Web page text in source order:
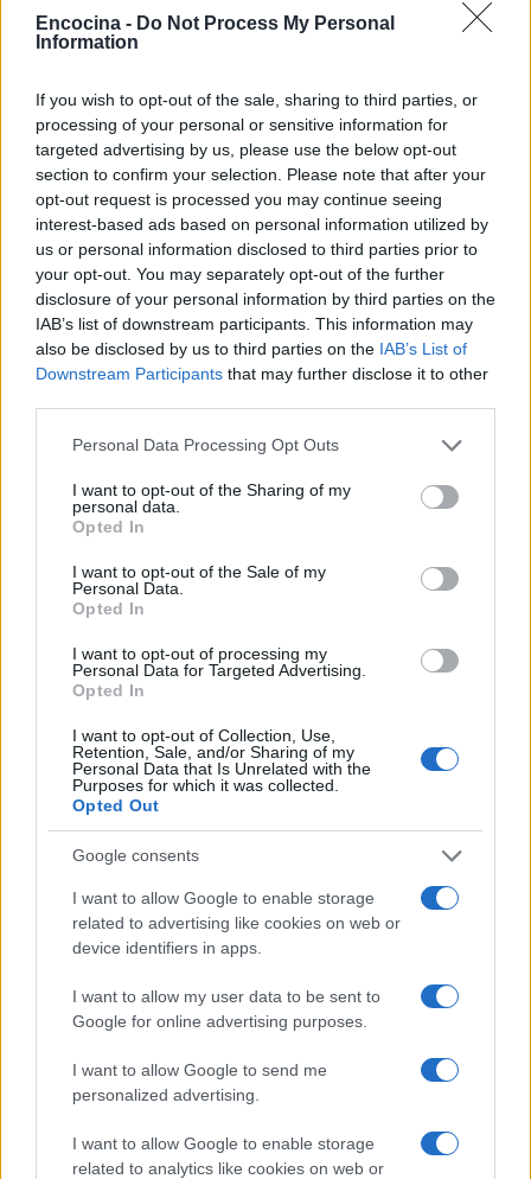
Encocina - Do Not Process My Personal
Information
If you wish to opt-out of the sale, sharing to third parties, or
processing of your personal or sensitive information for
targeted advertising by us, please use the below opt-out
section to confirm your selection. Please note that after your
opt-out request is processed you may continue seeing
interest-based ads based on personal information utilized by
us or personal information disclosed to third parties prior to
your opt-out. You may separately opt-out of the further
disclosure of your personal information by third parties on the
IAB’s list of downstream participants. This information may
also be disclosed by us to third parties on the IAB’s List of
Downstream Participants that may further disclose it to other
Please note that this website/app uses one or more Google
not limited to your visit or usage behaviour. You may click to
grant or deny consent to Google and its third-party tags to
use your data for below specified purposes in below Google
consent section.
Personal Data Processing Opt Outs
I want to opt-out of the Sharing of my
personal data.
Opted In
I want to opt-out of the Sale of my
Personal Data.
Opted In
I want to opt-out of processing my
Personal Data for Targeted Advertising.
Opted In
I want to opt-out of Collection, Use,
Retention, Sale, and/or Sharing of my
Personal Data that Is Unrelated with the
Purposes for which it was collected.
Opted Out
Google consents
I want to allow Google to enable storage
related to advertising like cookies on web or
device identifiers in apps.
I want to allow my user data to be sent to
Google for online advertising purposes.
I want to allow Google to send me
personalized advertising.
I want to allow Google to enable storage
related to analytics like cookies on web or
Descubre cómo combinar postres y vinos para una
experiencia gastronómica perfecta
Lucía Fernández · 9 Ago 2026
Cómo crear postres foodporn con técnicas
profesionales
María Vázquez · 9 Ago 2026
POSTRES